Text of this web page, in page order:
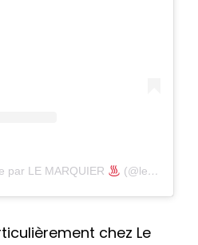
par LE MARQUIER (@lemarquier)
chez Le